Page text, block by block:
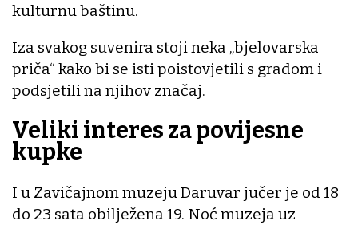
kulturnu baštinu.
Iza svakog suvenira stoji neka „bjelovarska
priča“ kako bi se isti poistovjetili s gradom i
podsjetili na njihov značaj.
Veliki interes za povijesne
kupke
I u Zavičajnom muzeju Daruvar jučer je od 18
do 23 sata obilježena 19. Noć muzeja uz